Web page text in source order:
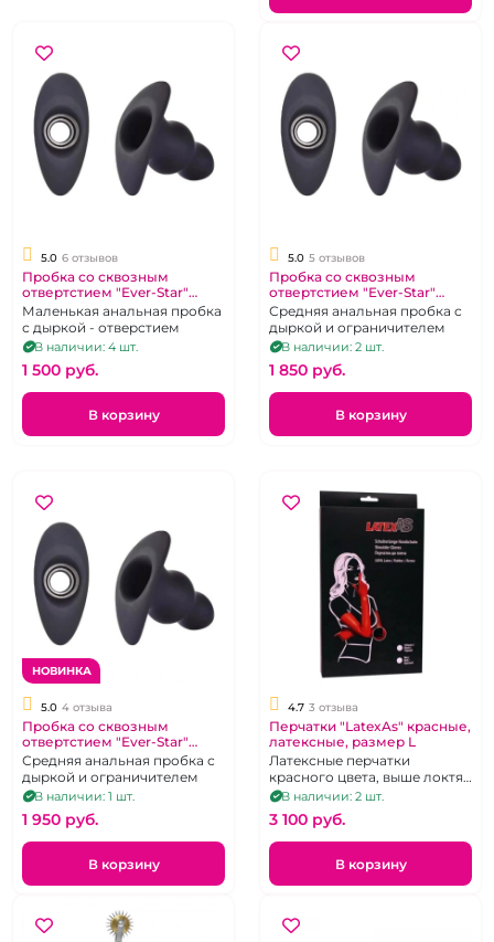
5.0 6 отзывов
Пробка со сквозным
отвертстием "Ever-Star"
черная с ограничителем S
Маленькая анальная пробка
с дыркой - отверстием
В наличии: 4 шт.
1 500 pуб.
В корзину
5.0 5 отзывов
Пробка со сквозным
отвертстием "Ever-Star"
черная с ограничителем М
Средняя анальная пробка с
дыркой и ограничителем
В наличии: 2 шт.
1 850 pуб.
В корзину
НОВИНКА
5.0 4 отзыва
Пробка со сквозным
отвертстием "Ever-Star"
черная с ограничителем S L
Средняя анальная пробка с
дыркой и ограничителем
В наличии: 1 шт.
1 950 pуб.
В корзину
4.7 3 отзыва
Перчатки "LatexAs" красные,
латексные, размер L
Латексные перчатки
красного цвета, выше локтя,
размер L
В наличии: 2 шт.
3 100 pуб.
В корзину